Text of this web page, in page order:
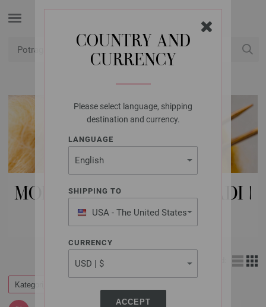
COUNTRY AND
CURRENCY
Please select language, shipping
destination and currency.
LANGUAGE
SHIPPING TO
USA - The United States
of America
CURRENCY
ACCEPT
MODNI DODACI | DUGMADI |
OSTALA DUGMAD
Kategorije